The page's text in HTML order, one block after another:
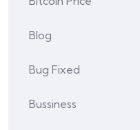
Blog
Bug Fixed
Bussiness